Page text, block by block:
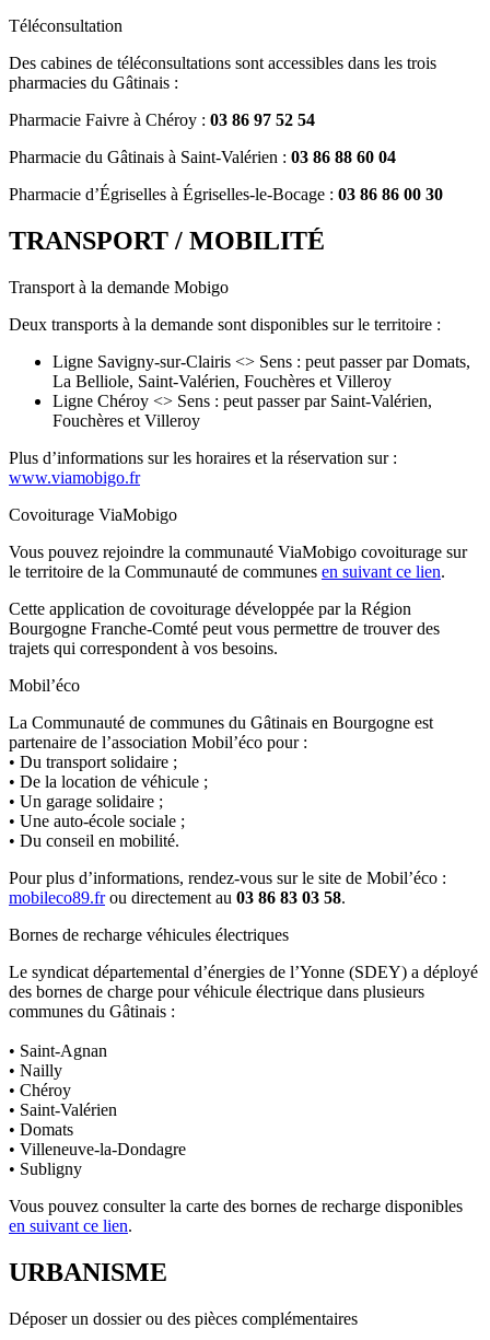
Téléconsultation
Des cabines de téléconsultations sont accessibles dans les trois
pharmacies du Gâtinais :
Pharmacie Faivre à Chéroy : 03 86 97 52 54
Pharmacie du Gâtinais à Saint-Valérien : 03 86 88 60 04
Pharmacie d’Égriselles à Égriselles-le-Bocage : 03 86 86 00 30
TRANSPORT / MOBILITÉ
Transport à la demande Mobigo
Deux transports à la demande sont disponibles sur le territoire :
Ligne Savigny-sur-Clairis <> Sens : peut passer par Domats,
La Belliole, Saint-Valérien, Fouchères et Villeroy
Ligne Chéroy <> Sens : peut passer par Saint-Valérien,
Fouchères et Villeroy
Plus d’informations sur les horaires et la réservation sur :
www.viamobigo.fr
Covoiturage ViaMobigo
Vous pouvez rejoindre la communauté ViaMobigo covoiturage sur
le territoire de la Communauté de communes en suivant ce lien.
Cette application de covoiturage développée par la Région
Bourgogne Franche-Comté peut vous permettre de trouver des
trajets qui correspondent à vos besoins.
Mobil’éco
La Communauté de communes du Gâtinais en Bourgogne est
partenaire de l’association Mobil’éco pour :
• Du transport solidaire ;
• De la location de véhicule ;
• Un garage solidaire ;
• Une auto-école sociale ;
• Du conseil en mobilité.
Pour plus d’informations, rendez-vous sur le site de Mobil’éco :
mobileco89.frou directement au 03 86 83 03 58.
Bornes de recharge véhicules électriques
Le syndicat départemental d’énergies de l’Yonne (SDEY) a déployé
des bornes de charge pour véhicule électrique dans plusieurs
communes du Gâtinais :
• Saint-Agnan
• Nailly
• Chéroy
• Saint-Valérien
• Domats
• Villeneuve-la-Dondagre
• Subligny
Vous pouvez consulter la carte des bornes de recharge disponibles
en suivant ce lien.
URBANISME
Déposer un dossier ou des pièces complémentaires